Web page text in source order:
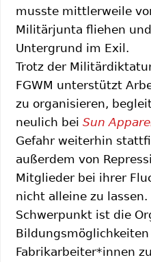
musste mittlerweile
Militärjunta fliehen
Untergrund im Exil.
Trotz der
FGWM unterstützt
zu organisieren,
neulich bei Sun
Gefahr weiterhin
außerdem von
Mitglieder bei ihrer
nicht alleine zu
Schwerpunkt ist die
Fabrikarbeiter*innen